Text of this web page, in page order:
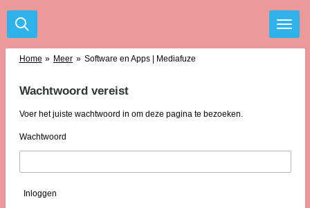
Ga
direct
Home » Meer » Software en Apps | Mediafuze
Wachtwoord vereist
Voer het juiste wachtwoord in om deze pagina te bezoeken.
Wachtwoord
Inloggen